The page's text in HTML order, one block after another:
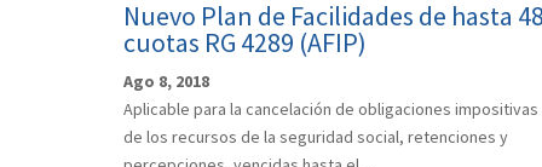
Nuevo Plan de Facilidades de hasta
cuotas RG 4289 (AFIP)
Ago 8, 2018
Aplicable para la cancelación de obligaciones impositivas
de los recursos de la seguridad social, retenciones y